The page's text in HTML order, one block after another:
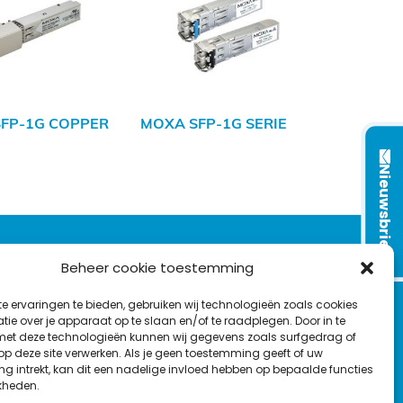
Beheer cookie toestemming
ervaringen te bieden, gebruiken wij technologieën zoals cookies
over je apparaat op te slaan en/of te raadplegen. Door in te
deze technologieën kunnen wij gegevens zoals surfgedrag of
deze site verwerken. Als je geen toestemming geeft of uw
intrekt, kan dit een nadelige invloed hebben op bepaalde functies
1G COPPER
MOXA SFP-1G SERIE
L
i
nT
w
F
a
c
Y
o
u
C
o
n
Nieuwsbrief